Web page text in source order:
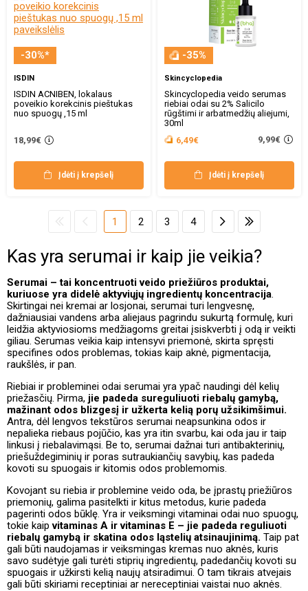
-30%*
ISDIN
ISDIN ACNIBEN, lokalaus
poveikio korekcinis pieštukas
nuo spuogų ,15 ml
18,99€
Įdėti į krepšelį
-35%
Skincyclopedia
Skincyclopedia veido serumas
riebiai odai su 2% Salicilo
rūgštimi ir arbatmedžių aliejumi,
30ml
6,49€
9,99€
Įdėti į krepšelį
1 2 3 4
Kas yra serumai ir kaip jie veikia?
Serumai – tai koncentruoti veido priežiūros produktai,
kuriuose yra didelė aktyviųjų ingredientų koncentracija.
Skirtingai nei kremai ar losjonai, serumai turi lengvesnę,
dažniausiai vandens arba aliejaus pagrindu sukurtą formulę, kuri
leidžia aktyviosioms medžiagoms greitai įsiskverbti į odą ir veikti
giliau. Serumas veikia kaip intensyvi priemonė, skirta spręsti
specifines odos problemas, tokias kaip aknė, pigmentacija,
raukšlės, ir pan.
Riebiai ir probleminei odai serumai yra ypač naudingi dėl kelių
priežasčių. Pirma, jie padeda sureguliuoti riebalų gamybą,
mažinant odos blizgesį ir užkerta kelią porų užsikimšimui.
Antra, dėl lengvos tekstūros serumai neapsunkina odos ir
nepalieka riebaus pojūčio, kas yra itin svarbu, kai oda jau ir taip
linkusi į riebalavimąsi. Be to, serumai dažnai turi antibakterinių,
priešuždegiminių ir poras sutraukiančių savybių, kas padeda
kovoti su spuogais ir kitomis odos problemomis.
Kovojant su riebia ir problemine veido oda, be įprastų priežiūros
priemonių, galima pasitelkti ir kitus metodus, kurie padeda
pagerinti odos būklę. Yra ir veiksmingi vitaminai odai nuo spuogų,
tokie kaipvitaminas A ir vitaminas E – jie padeda reguliuoti
riebalų gamybą ir skatina odos ląstelių atsinaujinimą. Taip pat
gali būti naudojamas ir veiksmingas kremas nuo aknės, kuris
savo sudėtyje gali turėti stiprių ingredientų, padedančių kovoti su
spuogais ir užkirsti kelią naujų atsiradimui. O tam tikrais atvejais
gali būti skiriami receptiniai ar nereceptiniai vaistai nuo aknės.